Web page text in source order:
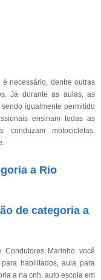
necessário, dentre outras
Já durante as aulas, as
igualmente permitido
ensinam todas as
conduzam motocicletas,
a Rio
de categoria a
Marinho você
habilitados, aula para
a na cnh, auto escola em